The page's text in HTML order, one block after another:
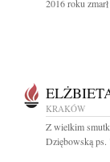
2016 roku
KRAKÓW
Z wielkim
Dziębowską